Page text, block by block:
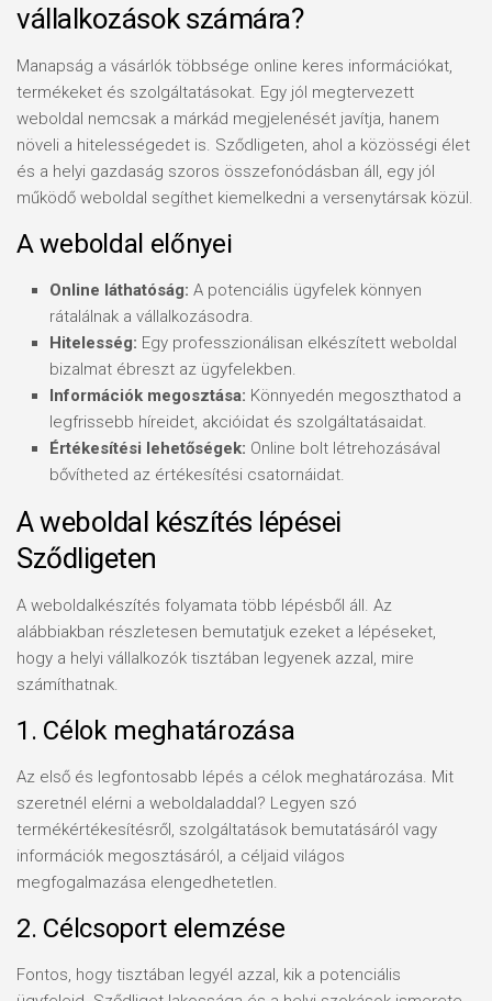
vállalkozások számára?
Manapság a vásárlók többsége online keres információkat,
termékeket és szolgáltatásokat. Egy jól megtervezett
weboldal nemcsak a márkád megjelenését javítja, hanem
növeli a hitelességedet is. Sződligeten, ahol a közösségi élet
és a helyi gazdaság szoros összefonódásban áll, egy jól
működő weboldal segíthet kiemelkedni a versenytársak közül.
A weboldal előnyei
Online láthatóság: A potenciális ügyfelek könnyen
rátalálnak a vállalkozásodra.
Hitelesség: Egy professzionálisan elkészített weboldal
bizalmat ébreszt az ügyfelekben.
Információk megosztása: Könnyedén megoszthatod a
legfrissebb híreidet, akcióidat és szolgáltatásaidat.
Értékesítési lehetőségek: Online bolt létrehozásával
bővítheted az értékesítési csatornáidat.
A weboldal készítés lépései
Sződligeten
A weboldalkészítés folyamata több lépésből áll. Az
alábbiakban részletesen bemutatjuk ezeket a lépéseket,
hogy a helyi vállalkozók tisztában legyenek azzal, mire
számíthatnak.
1. Célok meghatározása
Az első és legfontosabb lépés a célok meghatározása. Mit
szeretnél elérni a weboldaladdal? Legyen szó
termékértékesítésről, szolgáltatások bemutatásáról vagy
információk megosztásáról, a céljaid világos
megfogalmazása elengedhetetlen.
2. Célcsoport elemzése
Fontos, hogy tisztában legyél azzal, kik a potenciális